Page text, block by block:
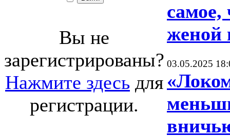
Вы не
зарегистрированы?
Нажмите здесь для
регистрации.
самое,
женой
03.05.2025